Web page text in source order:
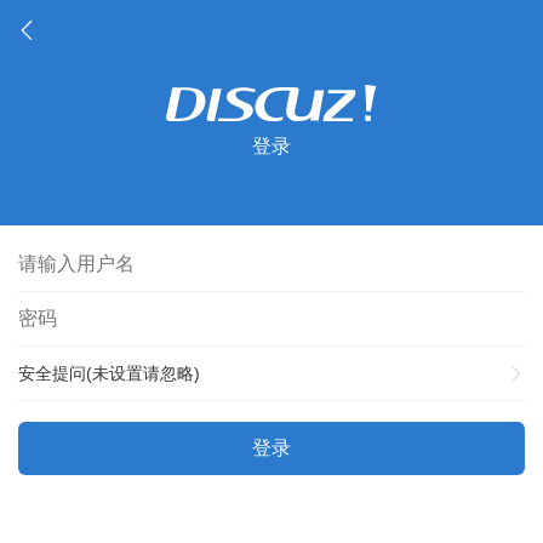
登录
安全提问(未设置请忽略)
登录